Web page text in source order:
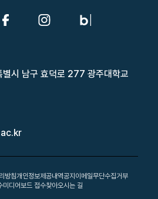
시 남구 효덕로 277 광주대학교
방침개인정보제공내역공지 이메일무단수집거부
미디어보드 접수찾아오시는 길